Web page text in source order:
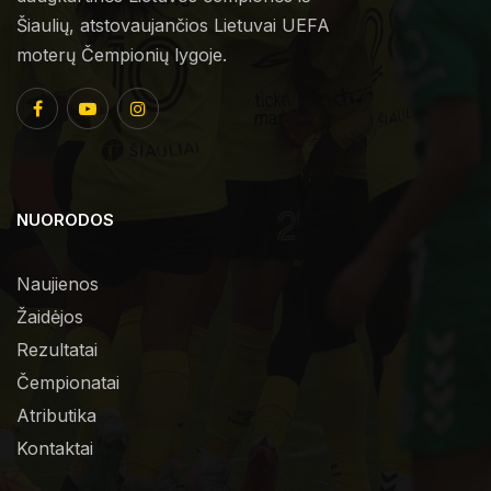
Šiaulių, atstovaujančios Lietuvai UEFA
moterų Čempionių lygoje.
NUORODOS
Naujienos
Žaidėjos
Rezultatai
Čempionatai
Atributika
Kontaktai